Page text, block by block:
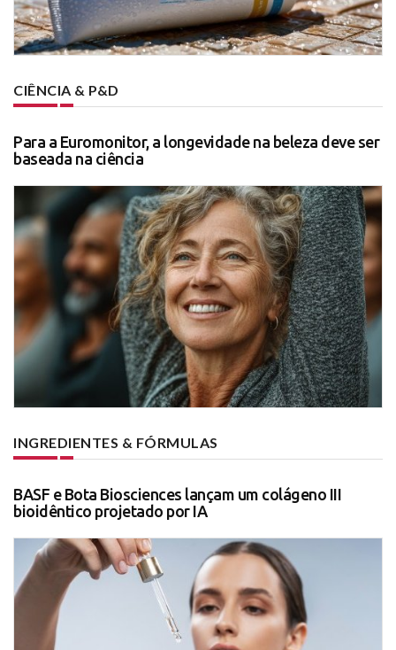
CIÊNCIA & P&D
Para a Euromonitor, a longevidade na beleza deve ser
baseada na ciência
INGREDIENTES & FÓRMULAS
BASF e Bota Biosciences lançam um colágeno III
bioidêntico projetado por IA